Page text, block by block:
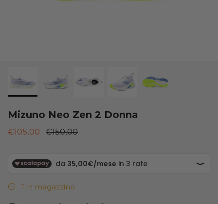
Mizuno Neo Zen 2 Donna
€105,00 €150,00
1 in magazzino